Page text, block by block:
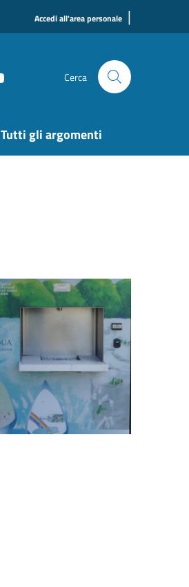
Accedi all'area personale |
Cerca
Tutti gli argomenti